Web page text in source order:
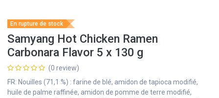
En rupture de stock
Samyang Hot Chicken Ramen
Carbonara Flavor 5 x 130 g
(0 review)
FR: Nouilles (71,1 %) : farine de blé, amidon de tapioca modifié,
huile de palme raffinée, amidon de pomme de terre modifié,